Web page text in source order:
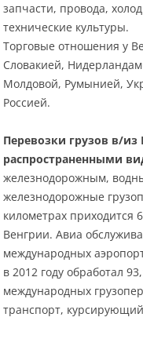
запчасти, провода,
технические культуры.
Торговые отношения у
Словакией,
Молдовой, Румынией,
Россией.
Перевозки грузов в/
распространенными
железнодорожным,
железнодорожные
километрах приходится
Венгрии. Авиа
международных
в 2012 году обработал
международных
транспорт,